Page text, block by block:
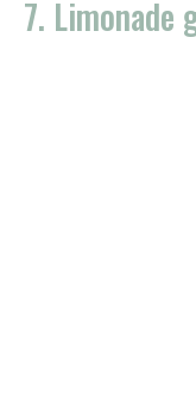
7. Limonade